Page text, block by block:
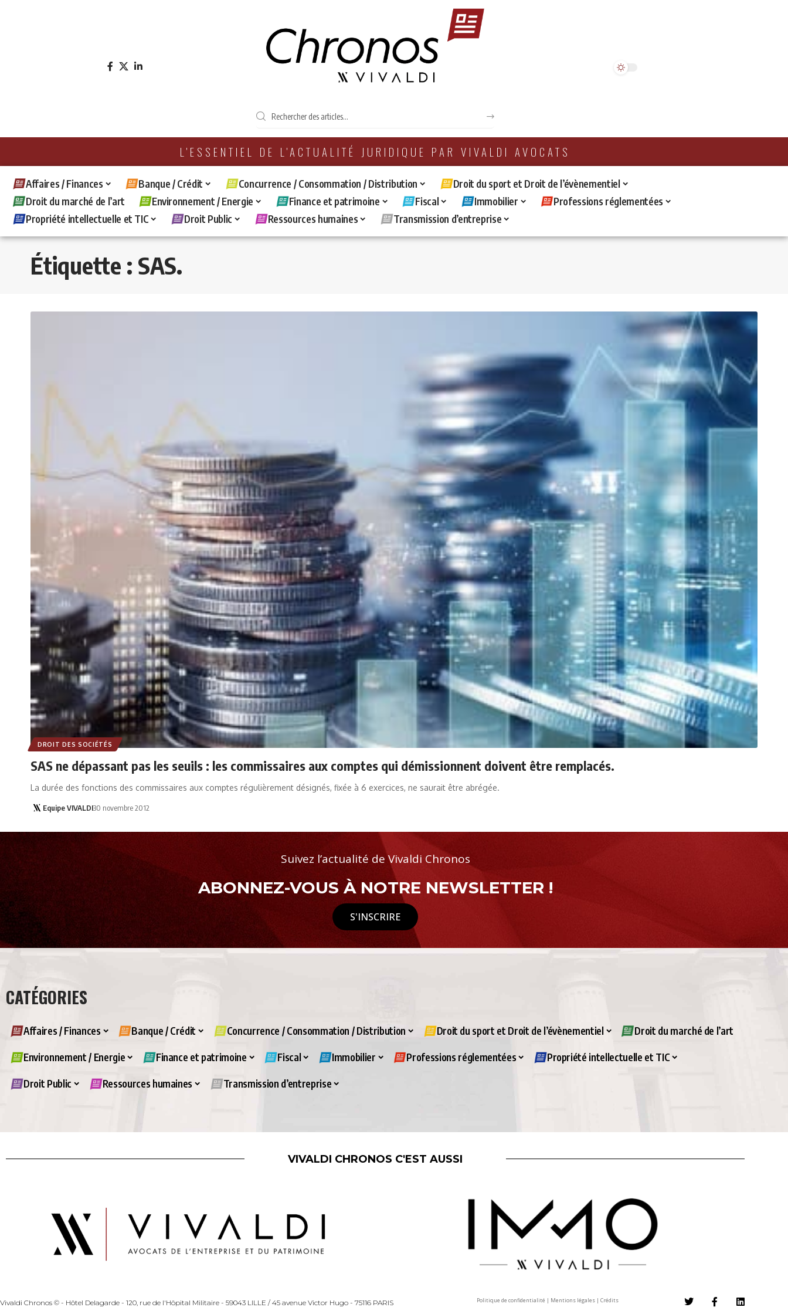
L'ESSENTIEL DE L'ACTUALITÉ JURIDIQUE PAR VIVALDI AVOCATS
Affaires / Finances Banque / Crédit Concurrence / Consommation / Distribution
Droit du sport et Droit de l’évènementiel
Droit du marché de l’art
Environnement / Energie Finance et patrimoine Fiscal Immobilier
Professions réglementées
Propriété intellectuelle et TIC
Droit Public Ressources humaines Transmission d’entreprise
Étiquette : SAS.
DROIT DES SOCIÉTÉS
SAS ne dépassant pas les seuils : les commissaires aux comptes qui démissionnent doivent être remplacés.
La durée des fonctions des commissaires aux comptes régulièrement désignés, fixée à 6 exercices, ne saurait être abrégée.
Equipe VIVALDI30 novembre 2012
Suivez l’actualité de Vivaldi Chronos
ABONNEZ-VOUS À NOTRE NEWSLETTER !
S'INSCRIRE
CATÉGORIES
Affaires / Finances Banque / Crédit Concurrence / Consommation / Distribution Droit du sport et Droit de l’évènementiel Droit du marché de l’art
Environnement / Energie Finance et patrimoine Fiscal Immobilier Professions réglementées Propriété intellectuelle et TIC
Droit Public Ressources humaines Transmission d’entreprise
VIVALDI CHRONOS C'EST AUSSI
Vivaldi Chronos © - Hôtel Delagarde - 120, rue de l'Hôpital Militaire - 59043 LILLE / 45 avenue Victor Hugo - 75116 PARIS Politique de confidentialité | Mentions légales |Crédits